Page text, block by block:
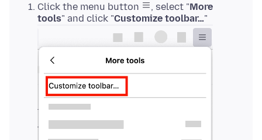
Click the menu button , select "More
tools" and click "Customize toolbar…"